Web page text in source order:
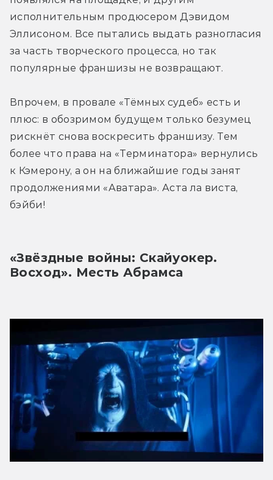
исполнительным продюсером Дэвидом
Эллисоном. Все пытались выдать разногласия
за часть творческого процесса, но так
популярные франшизы не возвращают.
Впрочем, в провале «Тёмных судеб» есть и
плюс: в обозримом будущем только безумец
рискнёт снова воскресить франшизу. Тем
более что права на «Терминатора» вернулись
к Кэмерону, а он на ближайшие годы занят
продолжениями «Аватара». Аста ла виста,
бэйби!
«Звёздные войны: Скайуокер.
Восход». Месть Абрамса